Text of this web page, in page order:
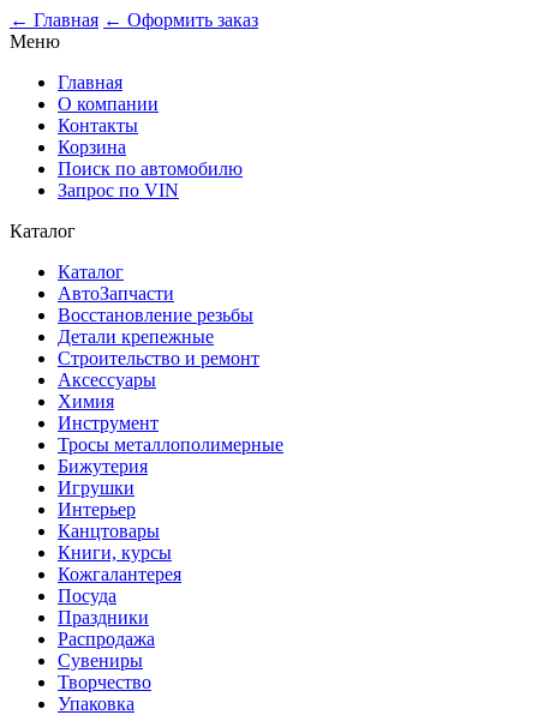
← Главная ← Оформить заказ
Меню
Главная
О компании
Контакты
Корзина
Поиск по автомобилю
Запрос по VIN
Каталог
Каталог
АвтоЗапчасти
Восстановление резьбы
Детали крепежные
Строительство и ремонт
Аксессуары
Химия
Инструмент
Тросы металлополимерные
Бижутерия
Игрушки
Интерьер
Канцтовары
Книги, курсы
Кожгалантерея
Посуда
Праздники
Распродажа
Сувениры
Творчество
Упаковка